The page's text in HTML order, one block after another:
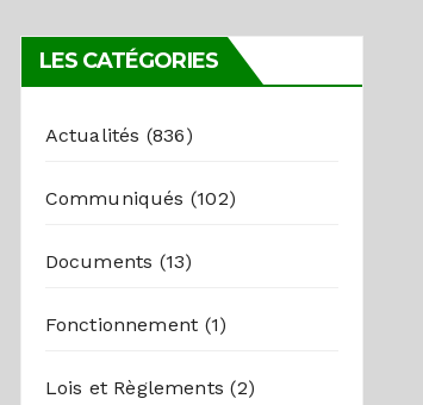
LES CATÉGORIES
Actualités (836)
Communiqués (102)
Documents (13)
Fonctionnement (1)
Lois et Règlements (2)